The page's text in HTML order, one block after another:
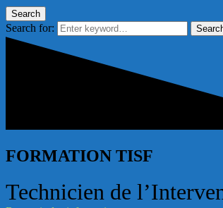
Search
Search for:
FORMATION TISF
Technicien de